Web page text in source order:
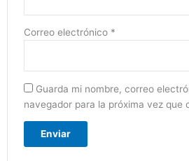
Correo electrónico *
Guarda mi nombre, correo
navegador para la próxima vez que